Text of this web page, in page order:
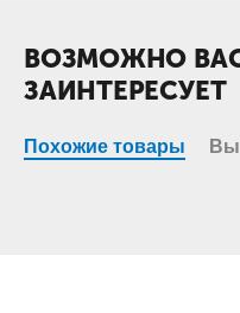
ВОЗМОЖНО
ЗАИНТЕРЕСУЕТ
Похожие товары Вы